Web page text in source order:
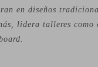
en diseños
lidera talleres